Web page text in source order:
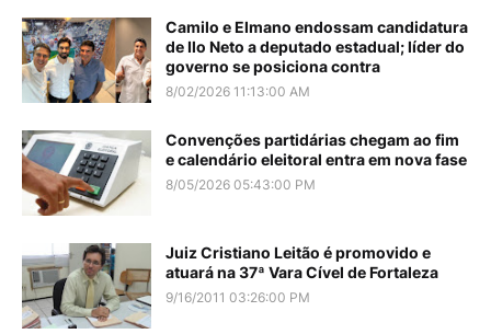
Camilo e Elmano endossam candidatura
de Ilo Neto a deputado estadual; líder do
governo se posiciona contra
8/02/2026 11:13:00 AM
Convenções partidárias chegam ao fim
e calendário eleitoral entra em nova fase
8/05/2026 05:43:00 PM
Juiz Cristiano Leitão é promovido e
atuará na 37ª Vara Cível de Fortaleza
9/16/2011 03:26:00 PM